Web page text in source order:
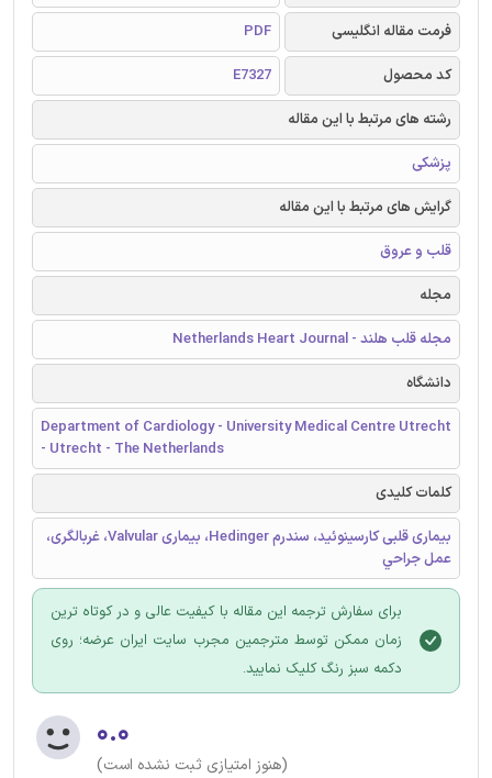
فرمت مقاله انگلیسی
PDF
کد محصول
E7327
رشته های مرتبط با این مقاله
پزشکی
گرایش های مرتبط با این مقاله
قلب و عروق
مجله
مجله قلب هلند - Netherlands Heart Journal
دانشگاه
Department of Cardiology - University Medical Centre Utrecht
- Utrecht - The Netherlands
کلمات کلیدی
بیماری قلبی کارسینوئید، سندرم Hedinger، بیماری Valvular، غربالگری،
عمل جراحي
برای سفارش ترجمه این مقاله با کیفیت عالی و در کوتاه ترین
زمان ممکن توسط مترجمین مجرب سایت ایران عرضه؛ روی
دکمه سبز رنگ کلیک نمایید.
۰.۰
(هنوز امتیازی ثبت نشده است)